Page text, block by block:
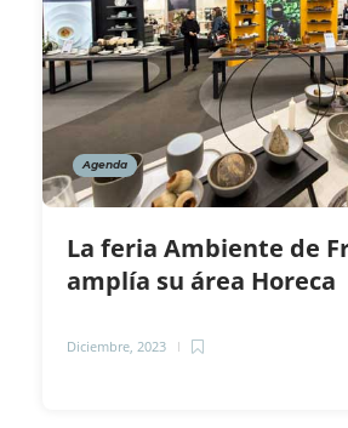
Agenda
La feria Ambiente de
amplía su área Horeca
Diciembre, 2023